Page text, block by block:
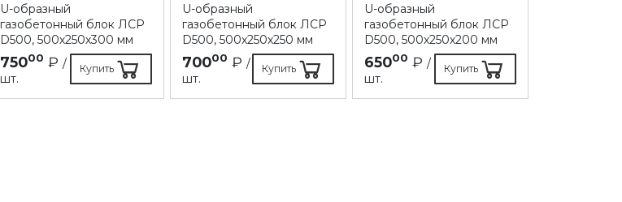
U-образный
газобетонный блок ЛСР
D500, 500х250х300 мм
75000 ₽ /
шт.
Купить
U-образный
газобетонный блок ЛСР
D500, 500х250х250 мм
70000 ₽ /
шт.
Купить
U-образный
газобетонный блок ЛСР
D500, 500х250х200 мм
65000 ₽ /
шт.
Купить